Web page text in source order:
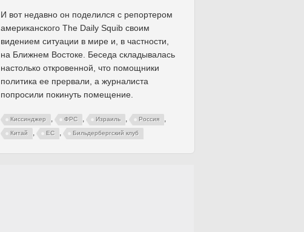
И вот недавно он поделился с репортером
американского The Daily Squib своим
видением ситуации в мире и, в частности,
на Ближнем Востоке. Беседа складывалась
настолько откровенной, что помощники
политика ее прервали, а журналиста
попросили покинуть помещение.
Киссинджер , ФРС , Израиль , Россия ,
Китай , ЕС , Бильдербергский клуб